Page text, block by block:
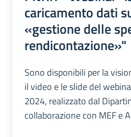
caricamento dati
«gestione delle
rendicontazione»"
Sono disponibili per la
il video e le slide del
2024, realizzato dal
collaborazione con MEF e